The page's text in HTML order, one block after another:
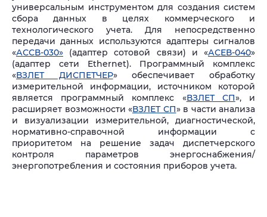
универсальным инструментом для создания систем
сбора данных в целях коммерческого и
технологического учета. Для непосредственно
передачи данных используются адаптеры сигналов
«АССВ-030» (адаптер сотовой связи) и «АСЕВ-040»
(адаптер сети Ethernet). Программный комплекс
«ВЗЛЕТ ДИСПЕТЧЕР» обеспечивает обработку
измерительной информации, источником которой
является программный комплекс «ВЗЛЕТ СП», и
расширяет возможности «ВЗЛЕТ СП» в части анализа
и визуализации измерительной, диагностической,
нормативно-справочной информации с
приоритетом на решение задач диспетчерского
контроля параметров энергоснабжения/
энергопотребления и состояния приборов учета.